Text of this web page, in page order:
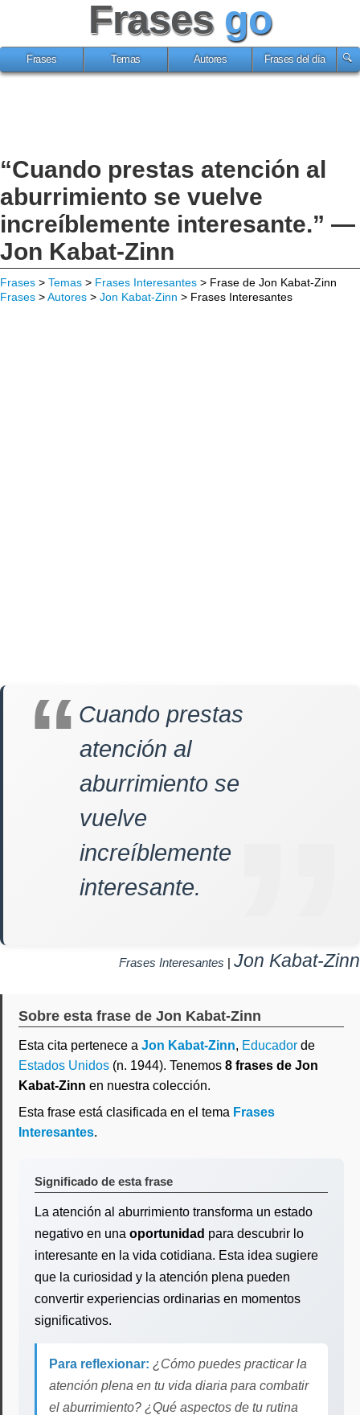
Frases go
Frases Temas Autores Frases del día
“Cuando prestas atención al
aburrimiento se vuelve
increíblemente interesante.” —
Jon Kabat-Zinn
Frases > Temas > Frases Interesantes > Frase de Jon Kabat-Zinn
Frases >Autores > Jon Kabat-Zinn > Frases Interesantes
Cuando prestas
atención al
aburrimiento se
vuelve
increíblemente
interesante.
Frases Interesantes | Jon Kabat-Zinn
Sobre esta frase de Jon Kabat-Zinn
Esta cita pertenece a Jon Kabat-Zinn, Educador de
Estados Unidos (n. 1944). Tenemos 8 frases de Jon
Kabat-Zinn en nuestra colección.
Esta frase está clasificada en el tema Frases
Interesantes.
Significado de esta frase
La atención al aburrimiento transforma un estado
negativo en una oportunidad para descubrir lo
interesante en la vida cotidiana. Esta idea sugiere
que la curiosidad y la atención plena pueden
convertir experiencias ordinarias en momentos
significativos.
Para reflexionar: ¿Cómo puedes practicar la
atención plena en tu vida diaria para combatir
el aburrimiento? ¿Qué aspectos de tu rutina